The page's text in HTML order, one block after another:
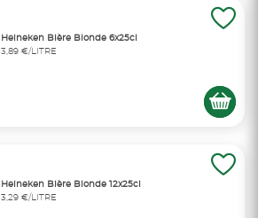
Heineken Bière Blonde 6x25cl
3,89 €/LITRE
Heineken Bière Blonde 12x25cl
3,29 €/LITRE